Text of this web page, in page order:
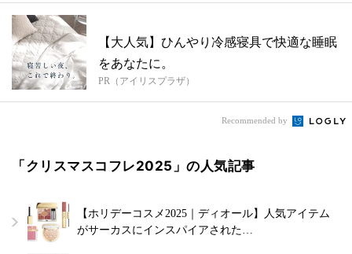
【大人気】ひんやり冷感寝具で快適な睡眠
をあなたに。
PR（アイリスプラザ）
Recommended by
「クリスマスコフレ2025」の人気記事
【ホリデーコスメ2025｜ディオール】人気アイテム
がサーカスにインスパイアされた…